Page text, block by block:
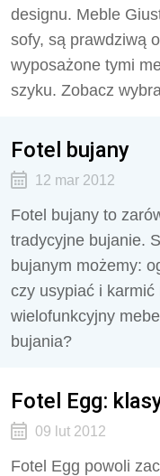
designu. Meble
sofy, są prawdziwą
wyposażone tymi
szyku. Zobacz
Fotel bujany
12 mar 2012
Fotel bujany to
tradycyjne bujanie.
bujanym możemy:
czy usypiać i
wielofunkcyjny
bujania?
Fotel Egg:
09 lut 2012
Fotel Egg powoli